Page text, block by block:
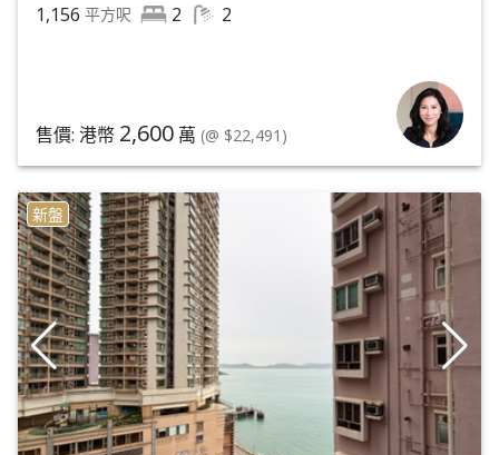
1,156 平方呎 2 2
售價: 港幣 2,600 萬 (@ $22,491)
新盤